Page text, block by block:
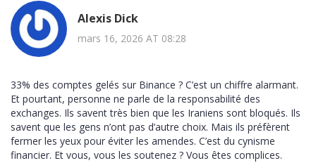
Alexis Dick
mars 16, 2026 AT 08:28
33% des comptes gelés sur Binance ? C’est un chiffre alarmant.
Et pourtant, personne ne parle de la responsabilité des
exchanges. Ils savent très bien que les Iraniens sont bloqués. Ils
savent que les gens n’ont pas d’autre choix. Mais ils préfèrent
fermer les yeux pour éviter les amendes. C’est du cynisme
financier. Et vous, vous les soutenez ? Vous êtes complices.